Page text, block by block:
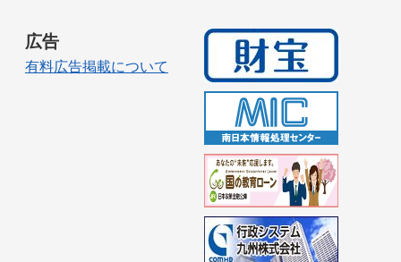
広告
有料広告掲載について